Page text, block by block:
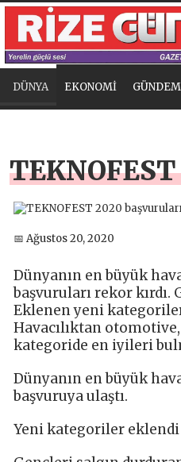
DÜNYA EKONOMİ GÜNDEM
📅 Ağustos 20, 2020
Dünyanın en büyük
başvuruları rekor kırdı.
Eklenen yeni
Havacılıktan
kategoride en iyileri
Dünyanın en büyük
başvuruya ulaştı.
Yeni kategoriler eklendi